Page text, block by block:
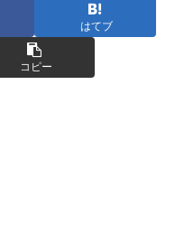
はてブ
コピー